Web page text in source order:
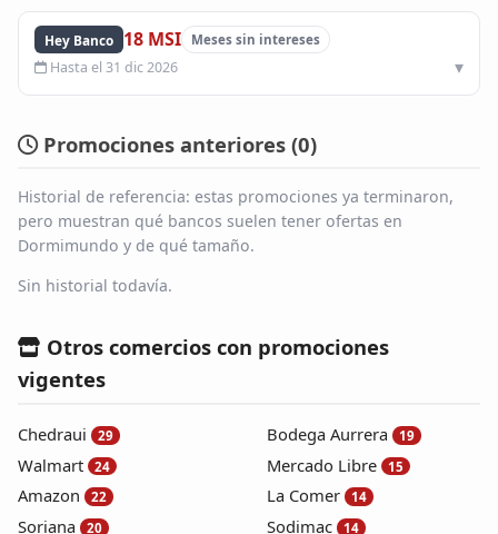
Hey Banco 18 MSI Meses sin intereses
Hasta el 31 dic 2026
Promociones anteriores (0)
Historial de referencia: estas promociones ya terminaron,
pero muestran qué bancos suelen tener ofertas en
Dormimundo y de qué tamaño.
Sin historial todavía.
Otros comercios con promociones
vigentes
Chedraui 29
Walmart 24
Amazon 22
Soriana 20
Bodega Aurrera 19
Mercado Libre 15
La Comer 14
Sodimac 14